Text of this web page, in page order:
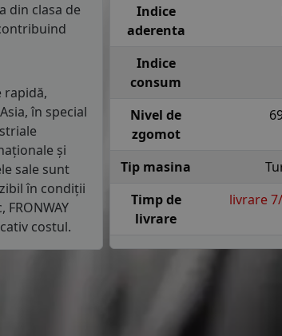
din clasa de
rapidă,
în special
și
sale sunt
în condiții
costul.
Indice
aderenta
Indice
consum
Nivel de
zgomot
Tip masina
Timp de
livrare
livrare